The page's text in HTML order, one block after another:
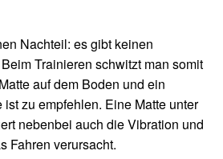
Nachteil: es gibt keinen
Trainieren schwitzt man somit
auf dem Boden und ein
zu empfehlen. Eine Matte unter
nebenbei auch die Vibration und
Fahren verursacht.